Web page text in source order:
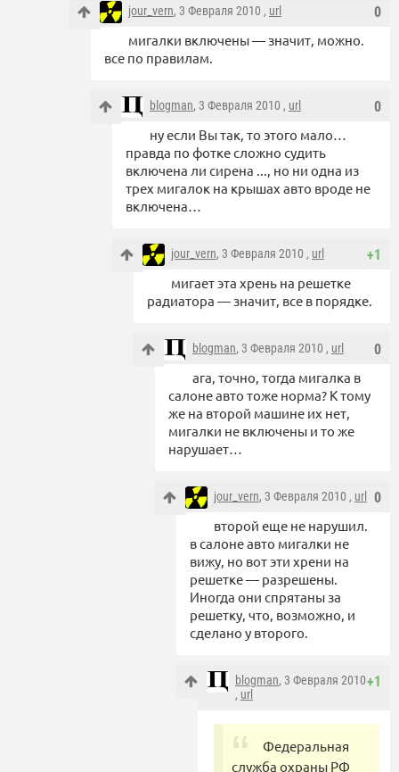
0
jour_vern, 3 Февраля 2010 , url
мигалки включены — значит, можно.
все по правилам.
0
blogman, 3 Февраля 2010 , url
ну если Вы так, то этого мало…
правда по фотке сложно судить
включена ли сирена ..., но ни одна из
трех мигалок на крышах авто вроде не
включена…
+1
jour_vern, 3 Февраля 2010 , url
мигает эта хрень на решетке
радиатора — значит, все в порядке.
0
blogman, 3 Февраля 2010 , url
ага, точно, тогда мигалка в
салоне авто тоже норма? К тому
же на второй машине их нет,
мигалки не включены и то же
нарушает…
0
jour_vern, 3 Февраля 2010 , url
второй еще не нарушил.
в салоне авто мигалки не
вижу, но вот эти хрени на
решетке — разрешены.
Иногда они спрятаны за
решетку, что, возможно, и
сделано у второго.
+1
blogman, 3 Февраля 2010
, url
Федеральная
служба охраны РФ